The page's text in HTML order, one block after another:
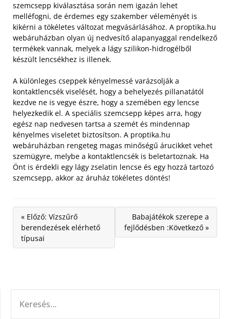
szemcsepp kiválasztása során nem igazán lehet
melléfogni, de érdemes egy szakember véleményét is
kikérni a tökéletes változat megvásárlásához. A proptika.hu
webáruházban olyan új nedvesítő alapanyaggal rendelkező
termékek vannak, melyek a lágy szilikon-hidrogélből
készült lencsékhez is illenek.
A különleges cseppek kényelmessé varázsolják a
kontaktlencsék viselését, hogy a behelyezés pillanatától
kezdve ne is vegye észre, hogy a szemében egy lencse
helyezkedik el. A speciális szemcsepp képes arra, hogy
egész nap nedvesen tartsa a szemét és mindennap
kényelmes viseletet biztosítson. A proptika.hu
webáruházban rengeteg magas minőségű árucikket vehet
szemügyre, melybe a kontaktlencsék is beletartoznak. Ha
Önt is érdekli egy lágy zselatin lencse és egy hozzá tartozó
szemcsepp, akkor az áruház tökéletes döntés!
« Előző: Vízszűrő
berendezések elérhető
típusai
Babajátékok szerepe a
fejlődésben :Következő »